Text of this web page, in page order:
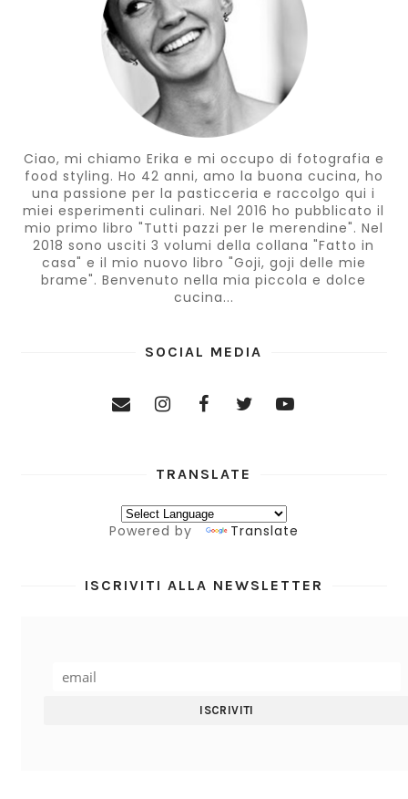
Ciao, mi chiamo Erika e mi occupo di fotografia e
food styling. Ho 42 anni, amo la buona cucina, ho
una passione per la pasticceria e raccolgo qui i
miei esperimenti culinari. Nel 2016 ho pubblicato il
mio primo libro "Tutti pazzi per le merendine". Nel
2018 sono usciti 3 volumi della collana "Fatto in
casa" e il mio nuovo libro "Goji, goji delle mie
brame". Benvenuto nella mia piccola e dolce
cucina...
SOCIAL MEDIA
TRANSLATE
Powered by Translate
ISCRIVITI ALLA NEWSLETTER